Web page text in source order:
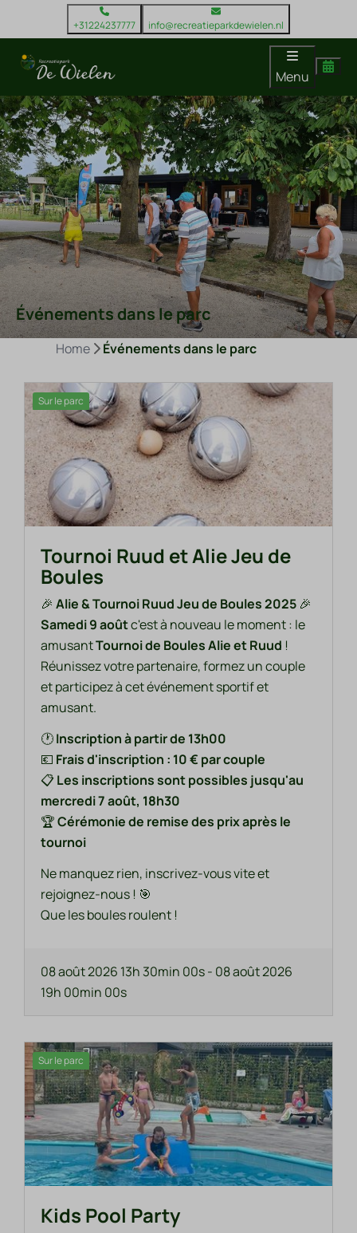
+31224237777 info@recreatieparkdewielen.nl
Menu
Événements dans le parc
Home Événements dans le parc
Sur le parc
Tournoi Ruud et Alie Jeu de
Boules
🎉Alie & Tournoi Ruud Jeu de Boules 2025 🎉
Samedi 9 aoûtc'est à nouveau le moment : le
amusantTournoi de Boules Alie et Ruud !
Réunissez votre partenaire, formez un couple
et participez à cet événement sportif et
amusant.
🕐Inscription à partir de 13h00
💶 Frais d'inscription : 10 € par couple
📋Les inscriptions sont possibles jusqu'au
mercredi 7 août, 18h30
🏆Cérémonie de remise des prix après le
tournoi
Ne manquez rien, inscrivez-vous vite et
rejoignez-nous ! 🎯
Que les boules roulent !
08 août 2026 13h 30min 00s- 08 août 2026
19h 00min 00s
Sur le parc
Kids Pool Party